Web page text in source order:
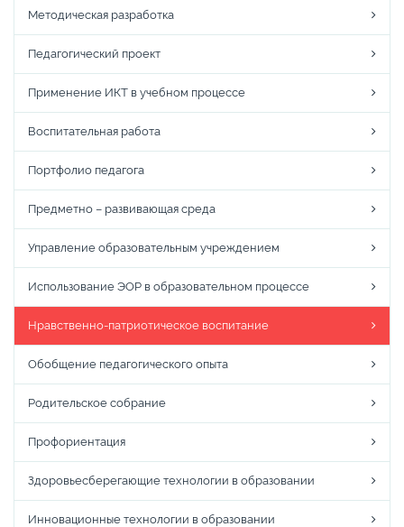
Методическая разработка
Педагогический проект
Применение ИКТ в учебном процессе
Воспитательная работа
Портфолио педагога
Предметно – развивающая среда
Управление образовательным учреждением
Использование ЭОР в образовательном процессе
Нравственно-патриотическое воспитание
Обобщение педагогического опыта
Родительское собрание
Профориентация
Здоровьесберегающие технологии в образовании
Инновационные технологии в образовании